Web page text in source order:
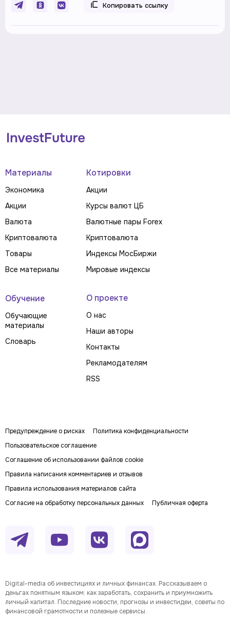
Копировать ссылку
Материалы
Экономика
Акции
Валюта
Криптовалюта
Товары
Все материалы
Котировки
Акции
Курсы валют ЦБ
Валютные пары Forex
Криптовалюта
Индексы МосБиржи
Мировые индексы
Обучение
Обучающие
материалы
Словарь
О проекте
О нас
Наши авторы
Контакты
Рекламодателям
RSS
Предупреждение о рисках
Политика конфиденциальности
Пользовательское соглашение
Соглашение об использовании файлов cookie
Правила написания комментариев и отзывов
Правила использования материалов сайта
Согласие на обработку персональных данных
Публичная оферта
Digital-media об инвестициях и личных финансах. Рассказываем о
деньгах понятным языком: как заработать, сохранить и приумножить
личный капитал. Последние новости, прогнозы и инвестидеи, советы по
финансовой грамотности и полезные сервисы.